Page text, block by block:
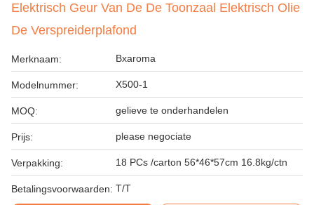
Elektrisch Geur Van De De Toonzaal Elektrisch Olie
De Verspreiderplafond
Merknaam: Bxaroma
Modelnummer: X500-1
MOQ: gelieve te onderhandelen
Prijs: please negociate
Verpakking: 18 PCs /carton 56*46*57cm 16.8kg/ctn
Betalingsvoorwaarden: T/T